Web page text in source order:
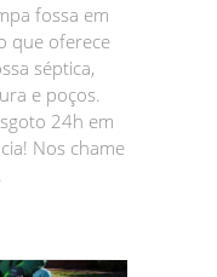
fossa em
que oferece
séptica,
e poços.
24h em
Nos chame